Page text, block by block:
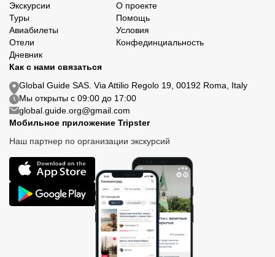
Экскурсии
Туры
Авиабилеты
Отели
Дневник
О проекте
Помощь
Условия
Конфединциальность
Как с нами связаться
Global Guide SAS. Via Attilio Regolo 19, 00192 Roma, Italy
Мы открыты с 09:00 до 17:00
global.guide.org@gmail.com
Мобильное приложение Tripster
Наш партнер по организации экскурсий